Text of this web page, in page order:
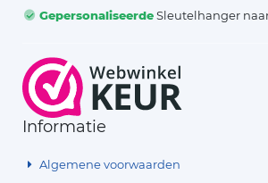
GepersonaliseerdeSleutelhanger
Informatie
Algemene voorwaarden